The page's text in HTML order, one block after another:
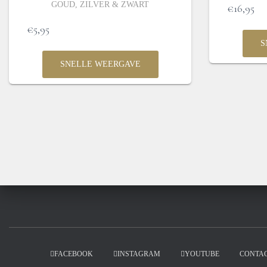
GOUD, ZILVER & ZWART
€5,95
SNELLE WEERGAVE
€16,95
FACEBOOK INSTAGRAM YOUTUBE